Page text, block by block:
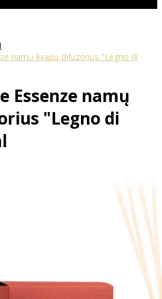
namų kvapų difuzorius "Legno di
Essenze namų
"Legno di